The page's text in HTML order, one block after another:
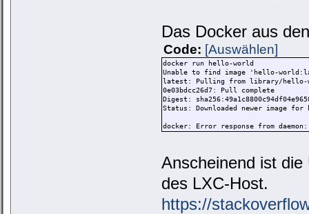
Das Docker aus
Code: [Auswählen]
docker run hello-world
Unable to find image 'hello-
latest: Pulling from library/hello-
0e03bdcc26d7: Pull complete
Digest:
Status: Downloaded newer image
docker: Error response from
Anscheinend ist
des LXC-Host.
https://